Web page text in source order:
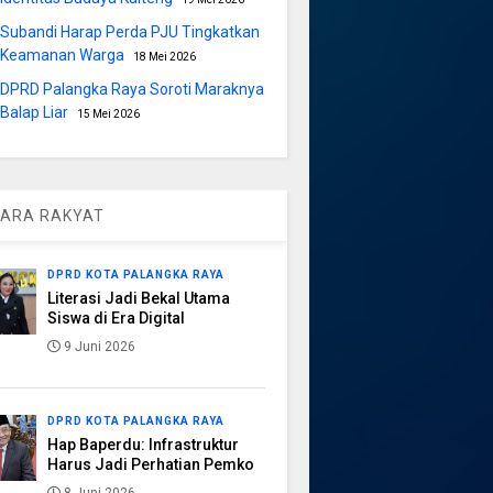
Subandi Harap Perda PJU Tingkatkan
Keamanan Warga
18 Mei 2026
DPRD Palangka Raya Soroti Maraknya
Balap Liar
15 Mei 2026
RAKYAT
DPRD KOTA PALANGKA RAYA
Literasi Jadi Bekal Utama
Siswa di Era Digital
9 Juni 2026
DPRD KOTA PALANGKA RAYA
Hap Baperdu: Infrastruktur
Harus Jadi Perhatian Pemko